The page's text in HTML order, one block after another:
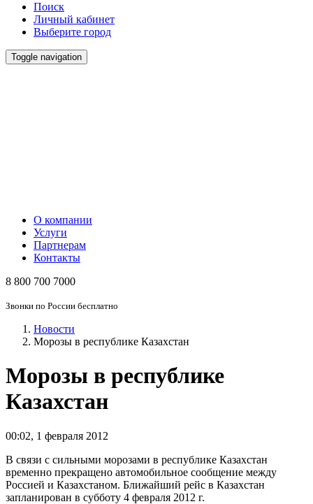
Поиск
Личный кабинет
Выберите город
Toggle navigation
О компании
Услуги
Партнерам
Контакты
8 800 700 7000
Звонки по России бесплатно
Новости
Морозы в республике Казахстан
Морозы в республике
Казахстан
00:02, 1 февраля 2012
В связи с сильными морозами в республике Казахстан
временно прекращено автомобильное сообщение между
Россией и Казахстаном. Ближайший рейс в Казахстан
запланирован в субботу 4 февраля 2012 г.